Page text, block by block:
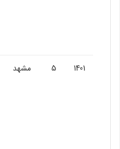
1401
5 مشهد